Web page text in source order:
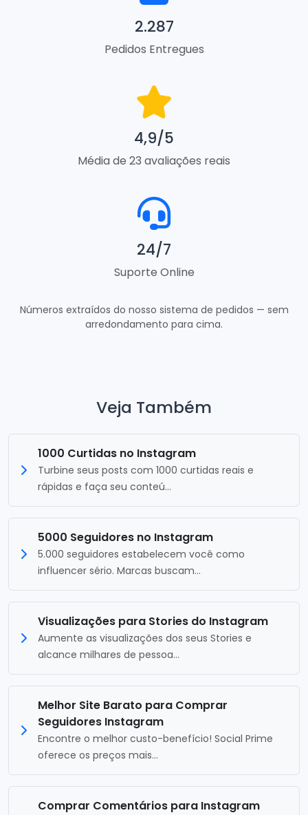
2.287
Pedidos Entregues
4,9/5
Média de 23 avaliações reais
24/7
Suporte Online
Números extraídos do nosso sistema de pedidos — sem
arredondamento para cima.
Veja Também
1000 Curtidas no Instagram
Turbine seus posts com 1000 curtidas reais e
rápidas e faça seu conteú...
5000 Seguidores no Instagram
5.000 seguidores estabelecem você como
influencer sério. Marcas buscam...
Visualizações para Stories do Instagram
Aumente as visualizações dos seus Stories e
alcance milhares de pessoa...
Melhor Site Barato para Comprar
Seguidores Instagram
Encontre o melhor custo-benefício! Social Prime
oferece os preços mais...
Comprar Comentários para Instagram